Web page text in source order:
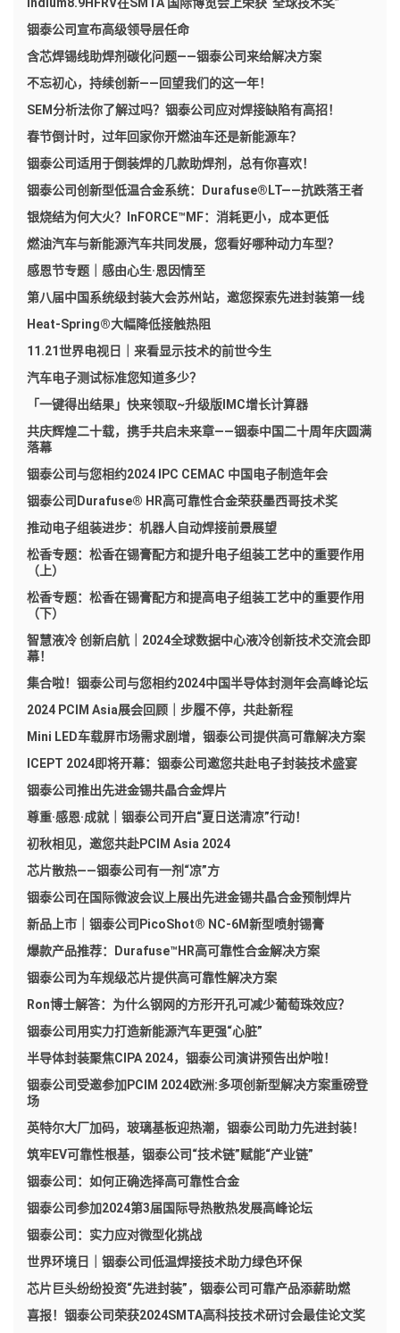
铟泰公司宣布高级领导层任命
含芯焊锡线助焊剂碳化问题——铟泰公司来给解决方案
不忘初心，持续创新——回望我们的这一年！
SEM分析法你了解过吗？铟泰公司应对焊接缺陷有高招！
春节倒计时，过年回家你开燃油车还是新能源车？
铟泰公司适用于倒装焊的几款助焊剂，总有你喜欢！
铟泰公司创新型低温合金系统：Durafuse®LT——抗跌落王者
银烧结为何大火？InFORCE™MF：消耗更小，成本更低
燃油汽车与新能源汽车共同发展，您看好哪种动力车型？
感恩节专题｜感由心生·恩因情至
第八届中国系统级封装大会苏州站，邀您探索先进封装第一线
Heat-Spring®大幅降低接触热阻
11.21世界电视日｜来看显示技术的前世今生
汽车电子测试标准您知道多少？
「一键得出结果」快来领取~升级版IMC增长计算器
共庆辉煌二十载，携手共启未来章——铟泰中国二十周年庆圆满
落幕
铟泰公司与您相约2024 IPC CEMAC 中国电子制造年会
铟泰公司Durafuse® HR高可靠性合金荣获墨西哥技术奖
推动电子组装进步：机器人自动焊接前景展望
松香专题：松香在锡膏配方和提升电子组装工艺中的重要作用
（上）
松香专题：松香在锡膏配方和提高电子组装工艺中的重要作用
（下）
智慧液冷 创新启航｜2024全球数据中心液冷创新技术交流会即
幕！
集合啦！铟泰公司与您相约2024中国半导体封测年会高峰论坛
2024 PCIM Asia展会回顾｜步履不停，共赴新程
Mini LED车载屏市场需求剧增，铟泰公司提供高可靠解决方案
ICEPT 2024即将开幕：铟泰公司邀您共赴电子封装技术盛宴
铟泰公司推出先进金锡共晶合金焊片
尊重·感恩·成就｜铟泰公司开启“夏日送清凉”行动！
初秋相见，邀您共赴PCIM Asia 2024
芯片散热——铟泰公司有一剂“凉”方
铟泰公司在国际微波会议上展出先进金锡共晶合金预制焊片
新品上市｜铟泰公司PicoShot® NC-6M新型喷射锡膏
爆款产品推荐：Durafuse™HR高可靠性合金解决方案
铟泰公司为车规级芯片提供高可靠性解决方案
Ron博士解答：为什么钢网的方形开孔可减少葡萄珠效应？
铟泰公司用实力打造新能源汽车更强“心脏”
半导体封装聚焦CIPA 2024，铟泰公司演讲预告出炉啦！
铟泰公司受邀参加PCIM 2024欧洲:多项创新型解决方案重磅登
场
英特尔大厂加码，玻璃基板迎热潮，铟泰公司助力先进封装！
筑牢EV可靠性根基，铟泰公司“技术链”赋能“产业链”
铟泰公司：如何正确选择高可靠性合金
铟泰公司参加2024第3届国际导热散热发展高峰论坛
铟泰公司：实力应对微型化挑战
世界环境日｜铟泰公司低温焊接技术助力绿色环保
芯片巨头纷纷投资“先进封装”，铟泰公司可靠产品添薪助燃
喜报！铟泰公司荣获2024SMTA高科技技术研讨会最佳论文奖